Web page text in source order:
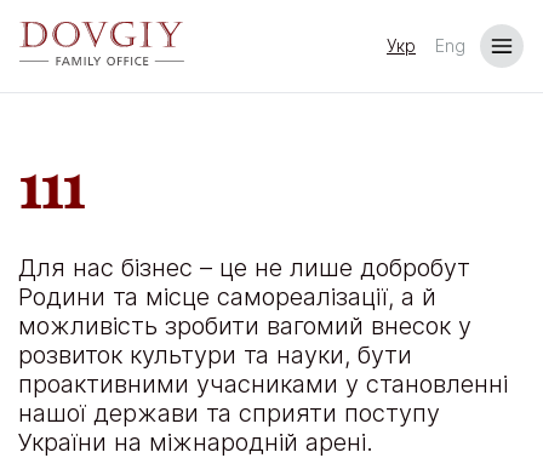
Укр Eng
111
Для нас бізнес – це не лише добробут
Родини та місце самореалізації, а й
можливість зробити вагомий внесок у
розвиток культури та науки, бути
проактивними учасниками у становленні
нашої держави та сприяти поступу
України на міжнародній арені.